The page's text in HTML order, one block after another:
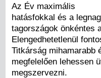
Az Év maximális
hatásfokkal és a
tagországok önkéntes
Elengedhetetlenül
Titkárság mihamarabb
megfelelően lehessen
megszervezni.